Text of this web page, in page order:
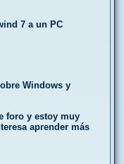
7 a un PC
Windows y
foro y estoy muy
aprender más